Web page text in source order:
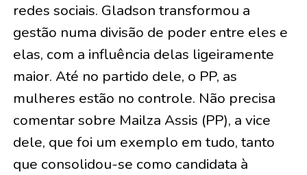
redes sociais. Gladson transformou a
gestão numa divisão de poder entre eles e
elas, com a influência delas ligeiramente
maior. Até no partido dele, o PP, as
mulheres estão no controle. Não precisa
comentar sobre Mailza Assis (PP), a vice
dele, que foi um exemplo em tudo, tanto
que consolidou-se como candidata à